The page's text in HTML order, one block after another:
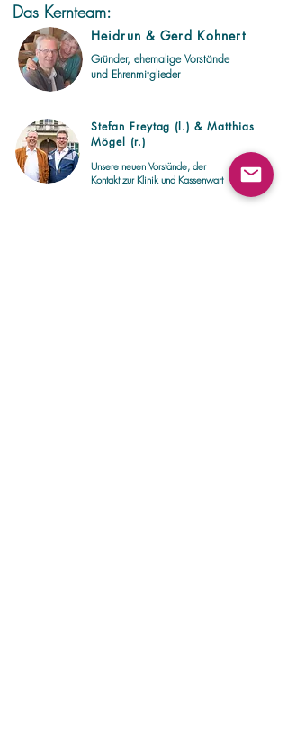
Heidrun & Gerd Kohnert
Gründer, ehemalige Vorstände
und Ehrenmitglieder
Das Kernteam:
Stefan Freytag (l.) & Matthias
Mögel (r.)
Unsere neuen Vorstände, der
Kontakt zur Klinik und Kassenwart